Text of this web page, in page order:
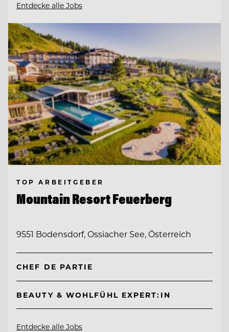
Entdecke alle Jobs
TOP ARBEITGEBER
Mountain Resort Feuerberg
9551 Bodensdorf, Ossiacher See, Österreich
CHEF DE PARTIE
BEAUTY & WOHLFÜHL EXPERT:IN
Entdecke alle Jobs